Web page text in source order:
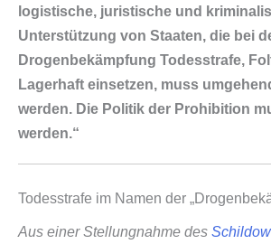
logistische, juristische und
Unterstützung von Staaten, die bei
Drogenbekämpfung Todesstrafe,
Lagerhaft einsetzen, muss
werden. Die Politik der Prohibition
werden.“
Todesstrafe im Namen der
Aus einer Stellungnahme des